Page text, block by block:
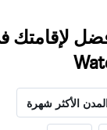
لإقامتك
الأكثر شهرة